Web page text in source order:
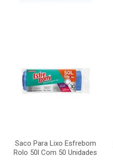
Saco Para Lixo Esfrebom
Rolo 50l Com 50 Unidades